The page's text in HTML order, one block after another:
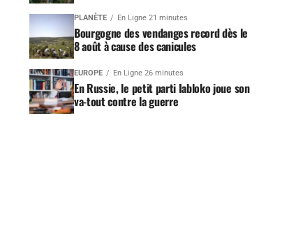
PLANÈTE En Ligne 21 minutes
Bourgogne des vendanges record dès le
8 août à cause des canicules
EUROPE En Ligne 26 minutes
En Russie, le petit parti Iabloko joue son
va-tout contre la guerre